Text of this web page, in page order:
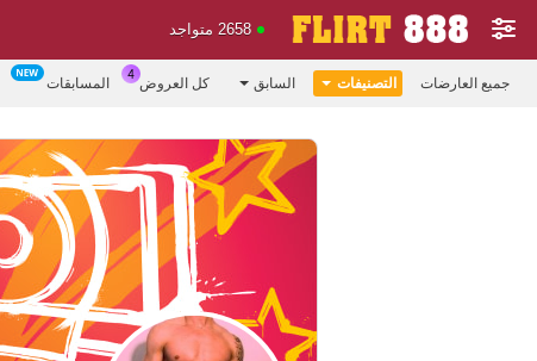
2658 متواجد
جميع العارضات التصنيفات السابق كل العروض المسابقات